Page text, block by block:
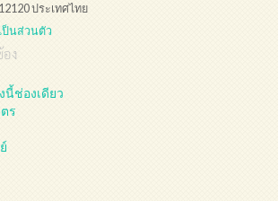
ประเทศไทย
ป็นส่วนตัว
ง
นี้ช่องเดียว
ร